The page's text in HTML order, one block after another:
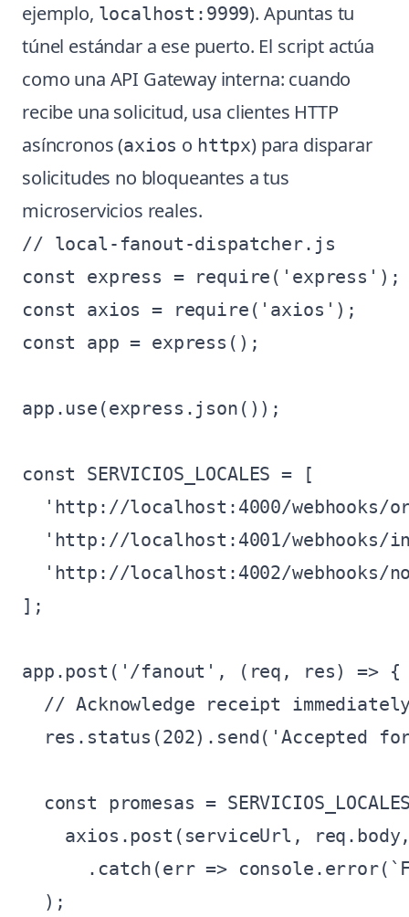
ejemplo, localhost:9999). Apuntas tu
túnel estándar a ese puerto. El script actúa
como una API Gateway interna: cuando
recibe una solicitud, usa clientes HTTP
asíncronos (axios o httpx) para disparar
solicitudes no bloqueantes a tus
microservicios reales.
// local-fanout-dispatcher.js
const express = require('express');
const axios = require('axios');
const app = express();
app.use(express.json());
const SERVICIOS_LOCALES = [
'http://localhost:4000/webhooks/
'http://localhost:4001/webhooks/
'http://localhost:4002/webhooks/
];
app.post('/fanout', (req, res) => {
// Acknowledge receipt
res.status(202).send('Accepted
const promesas =
axios.post(serviceUrl,
.catch(err =>
  );